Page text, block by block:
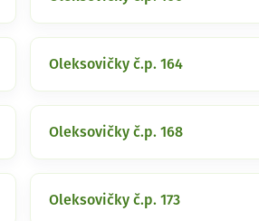
Oleksovičky č.p. 164
Oleksovičky č.p. 168
Oleksovičky č.p. 173